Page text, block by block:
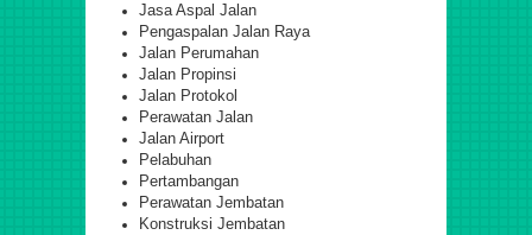
Jasa Aspal Jalan
Pengaspalan Jalan Raya
Jalan Perumahan
Jalan Propinsi
Jalan Protokol
Perawatan Jalan
Jalan Airport
Pelabuhan
Pertambangan
Perawatan Jembatan
Konstruksi Jembatan